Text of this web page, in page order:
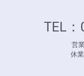
TEL
営
休